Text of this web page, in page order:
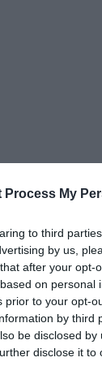
Process My
to third
by us,
after your opt-
on personal
to your opt-
by third
be disclosed
disclose it to